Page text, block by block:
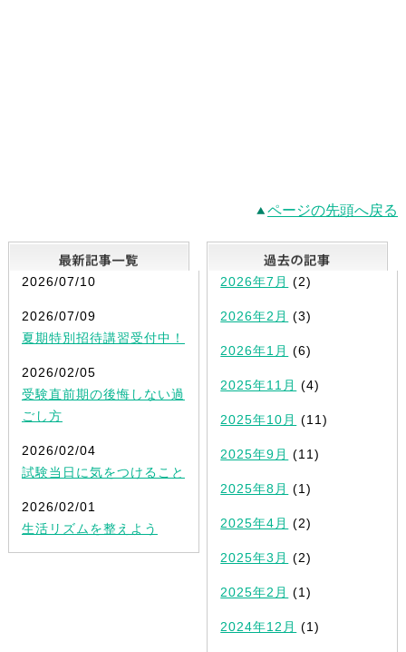
ページの先頭へ戻る
最新記事一覧
2026/07/10
2026/07/09
夏期特別招待講習受付中！
2026/02/05
受験直前期の後悔しない過
ごし方
2026/02/04
試験当日に気をつけること
2026/02/01
生活リズムを整えよう
2026年7月 (2)
2026年2月 (3)
2026年1月 (6)
2025年11月 (4)
2025年10月 (11)
2025年9月 (11)
2025年8月 (1)
2025年4月 (2)
2025年3月 (2)
2025年2月 (1)
2024年12月 (1)